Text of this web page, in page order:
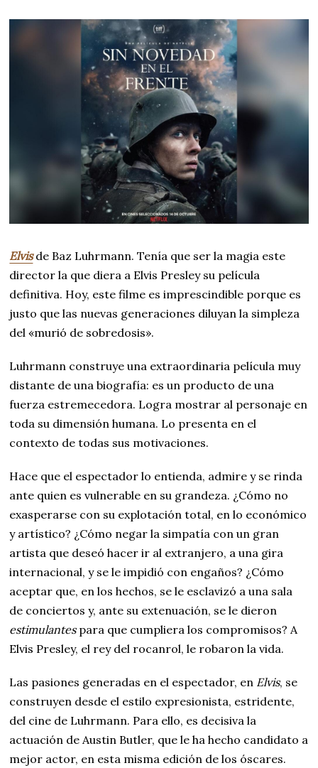
Elvisde Baz Luhrmann. Tenía que ser la magia este
director la que diera a Elvis Presley su película
definitiva. Hoy, este filme es imprescindible porque es
justo que las nuevas generaciones diluyan la simpleza
del «murió de sobredosis».
Luhrmann construye una extraordinaria película muy
distante de una biografía: es un producto de una
fuerza estremecedora. Logra mostrar al personaje en
toda su dimensión humana. Lo presenta en el
contexto de todas sus motivaciones.
Hace que el espectador lo entienda, admire y se rinda
ante quien es vulnerable en su grandeza. ¿Cómo no
exasperarse con su explotación total, en lo económico
y artístico? ¿Cómo negar la simpatía con un gran
artista que deseó hacer ir al extranjero, a una gira
internacional, y se le impidió con engaños? ¿Cómo
aceptar que, en los hechos, se le esclavizó a una sala
de conciertos y, ante su extenuación, se le dieron
estimulantespara que cumpliera los compromisos? A
Elvis Presley, el rey del rocanrol, le robaron la vida.
Las pasiones generadas en el espectador, en Elvis, se
construyen desde el estilo expresionista, estridente,
del cine de Luhrmann. Para ello, es decisiva la
actuación de Austin Butler, que le ha hecho candidato a
mejor actor, en esta misma edición de los óscares.